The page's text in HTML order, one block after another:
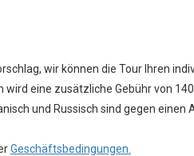
wir können die Tour Ihren
eine zusätzliche Gebühr von
und Russisch sind gegen
Geschäftsbedingungen.